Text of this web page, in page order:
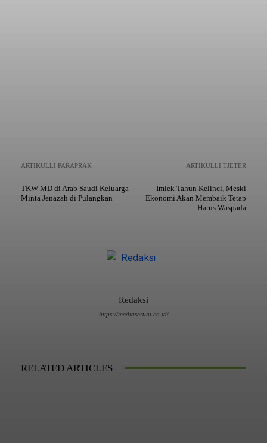
ARTIKULLI PARAPRAK
TKW MD di Arab Saudi Keluarga
Minta Jenazah di Pulangkan
ARTIKULLI TJETËR
Imlek Tahun Kelinci, Meski
Ekonomi Akan Membaik Tetap
Harus Waspada
Redaksi
https://mediaseruni.co.id/
RELATED ARTICLES